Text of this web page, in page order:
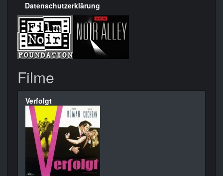
Datenschutzerklärung
Filme
Verfolgt